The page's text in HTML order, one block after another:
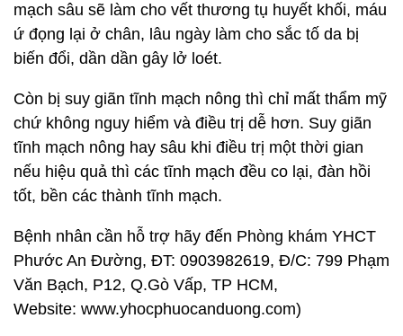
mạch sâu sẽ làm cho vết thương tụ huyết khối, máu
ứ đọng lại ở chân, lâu ngày làm cho sắc tố da bị
biến đổi, dần dần gây lở loét.
Còn bị suy giãn tĩnh mạch nông thì chỉ mất thẩm mỹ
chứ không nguy hiểm và điều trị dễ hơn. Suy giãn
tĩnh mạch nông hay sâu khi điều trị một thời gian
nếu hiệu quả thì các tĩnh mạch đều co lại, đàn hồi
tốt, bền các thành tĩnh mạch.
Bệnh nhân cần hỗ trợ hãy đến Phòng khám YHCT
Phước An Đường, ĐT: 0903982619, Đ/C: 799 Phạm
Văn Bạch, P12, Q.Gò Vấp, TP HCM,
Website: www.yhocphuocanduong.com)